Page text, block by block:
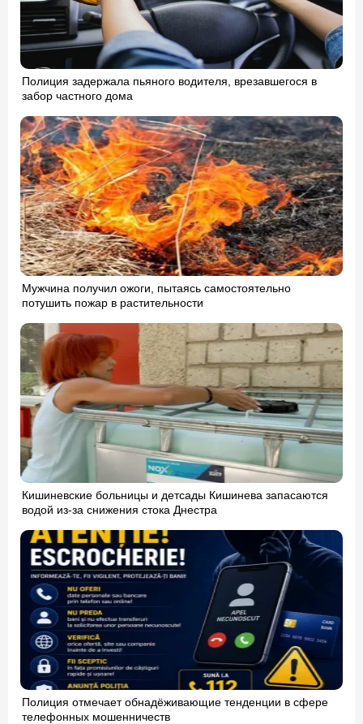
Полиция задержала пьяного водителя, врезавшегося в
забор частного дома
Мужчина получил ожоги, пытаясь самостоятельно
потушить пожар в растительности
Кишиневские больницы и детсады Кишинева запасаются
водой из-за снижения стока Днестра
Полиция отмечает обнадёживающие тенденции в сфере
телефонных мошенничеств